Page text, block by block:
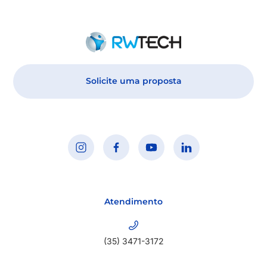
Solicite uma proposta
Atendimento
(35) 3471-3172